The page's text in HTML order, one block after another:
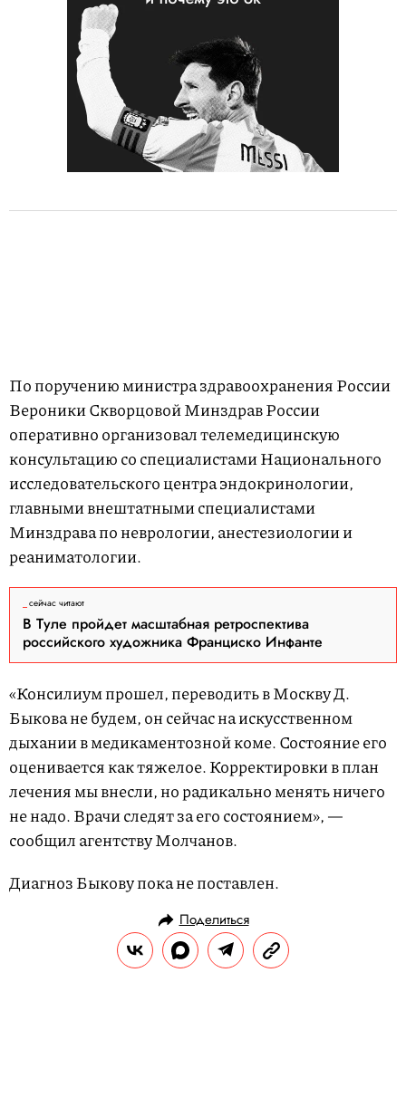
По поручению министра здравоохранения России
Вероники Скворцовой Минздрав России
оперативно организовал телемедицинскую
консультацию со специалистами Национального
исследовательского центра эндокринологии,
главными внештатными специалистами
Минздрава по неврологии, анестезиологии и
реаниматологии.
сейчас читают
В Туле пройдет масштабная ретроспектива
российского художника Франциско Инфанте
«Консилиум прошел, переводить в Москву Д.
Быкова не будем, он сейчас на искусственном
дыхании в медикаментозной коме. Состояние его
оценивается как тяжелое. Корректировки в план
лечения мы внесли, но радикально менять ничего
не надо. Врачи следят за его состоянием», —
сообщил агентству Молчанов.
Диагноз Быкову пока не поставлен.
Поделиться